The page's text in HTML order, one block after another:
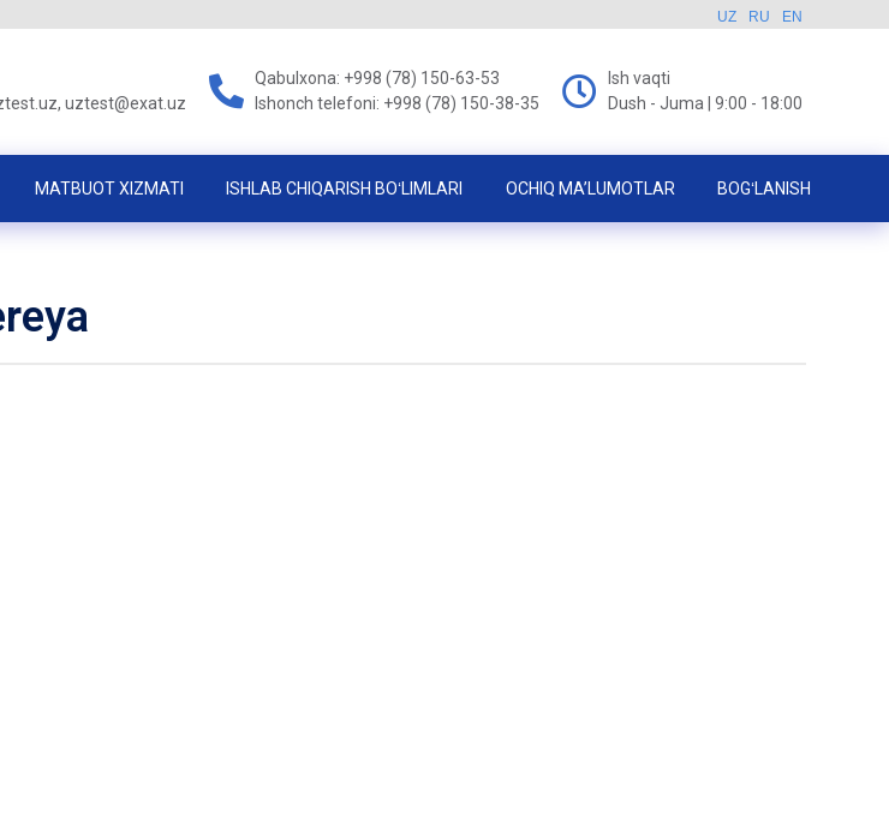
UZ RU EN
uztest@exat.uz
Qabulxona: +998 (78) 150-63-53
Ishonch telefoni: +998 (78) 150-38-35
Ish vaqti
Dush - Juma | 9:00 - 18:00
MATBUOT XIZMATI ISHLAB CHIQARISH BOʻLIMLARI OCHIQ MA’LUMOTLAR BOGʻLANISH